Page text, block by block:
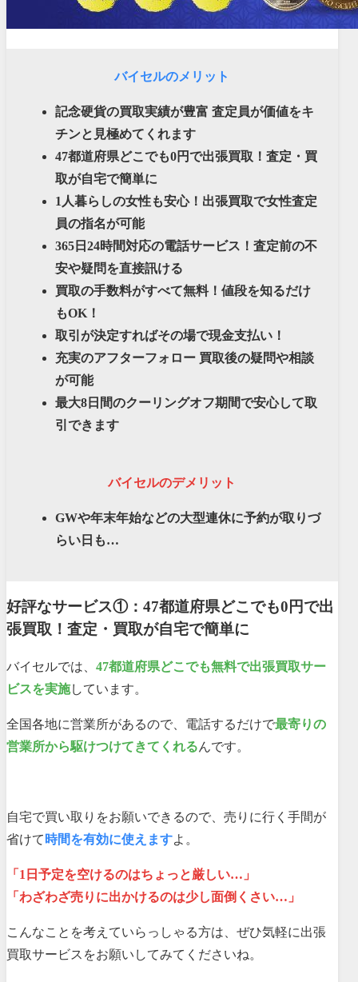
バイセルのメリット
記念硬貨の買取実績が豊富 査定員が価値をキ
チンと見極めてくれます
47都道府県どこでも0円で出張買取！査定・買
取が自宅で簡単に
1人暮らしの女性も安心！出張買取で女性査定
員の指名が可能
365日24時間対応の電話サービス！査定前の不
安や疑問を直接訊ける
買取の手数料がすべて無料！値段を知るだけ
もOK！
取引が決定すればその場で現金支払い！
充実のアフターフォロー 買取後の疑問や相談
が可能
最大8日間のクーリングオフ期間で安心して取
引できます
バイセルのデメリット
GWや年末年始などの大型連休に予約が取りづ
らい日も…
好評なサービス①：47都道府県どこでも0円で出
張買取！査定・買取が自宅で簡単に
バイセルでは、 47都道府県どこでも無料で出張買取サー
ビスを実施しています。
全国各地に営業所があるので、電話するだけで最寄りの
営業所から駆けつけてきてくれるんです。
自宅で買い取りをお願いできるので、売りに行く手間が
省けて 時間を有効に使えますよ。
「1日予定を空けるのはちょっと厳しい…」
「わざわざ売りに出かけるのは少し面倒くさい…」
こんなことを考えていらっしゃる方は、ぜひ気軽に出張
買取サービスをお願いしてみてくださいね。